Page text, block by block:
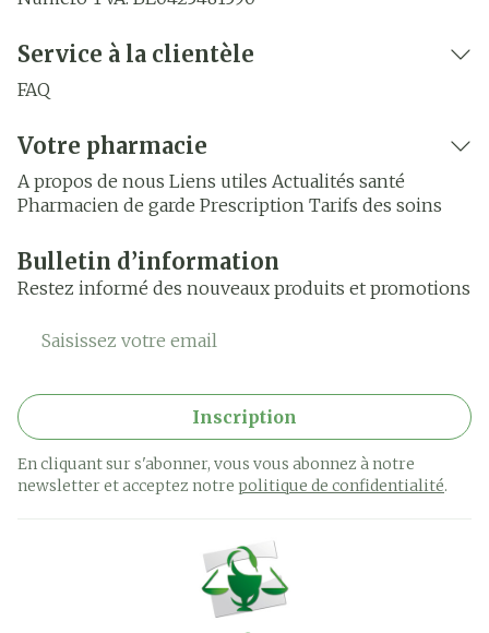
Service à la clientèle
FAQ
Votre pharmacie
A propos de nous Liens utiles Actualités santé
Pharmacien de garde Prescription Tarifs des soins
Bulletin d’information
Restez informé des nouveaux produits et promotions
Adresse mail
Inscription
En cliquant sur s'abonner, vous vous abonnez à notre
newsletter et acceptez notre politique de confidentialité.